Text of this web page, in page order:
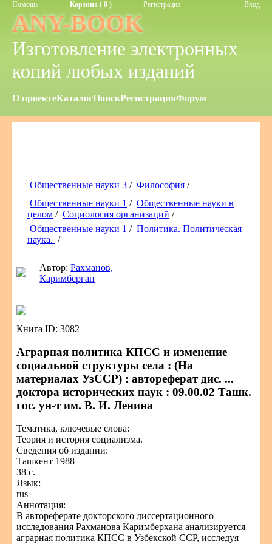
Помощь Корзина ( 0 ) Регистрация Вход
ANY-BOOK
Изготовление электронных
копий любых изданий
О проектеКаталогПоискРегистрацияФорум
Общественные науки 3 / Философия /
Общественные науки 1 / Общественные науки в
целом / Социология организаций /
Общественные науки 1 / Политика. Политическая
наука. /
Автор:Рахманов,
Каримберган
Книга ID: 3082
Аграрная политика КПСС и изменение
социальной структуры села : (На
материалах УзССР) : автореферат дис. ...
доктора исторических наук : 09.00.02 Ташк.
гос. ун-т им. В. И. Ленина
Тематика, ключевые слова:
Теория и история социализма.
Сведения об издании:
Ташкент 1988
38 с.
Язык:
rus
Аннотация:
В автореферате докторского диссертационного
исследования Рахманова Каримберхана анализируется
аграрная политика КПСС в Узбекской ССР, исследуя